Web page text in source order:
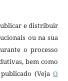
e distribuir
ou na sua
o processo
bem como
(VejaO